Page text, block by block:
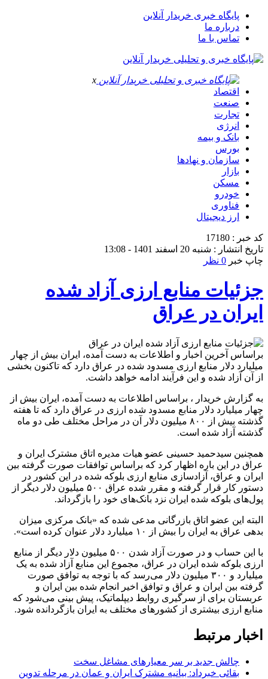
پایگاه خبری خریدار آنلاین
درباره ما
تماس با ما
x
اقتصاد
صنعت
تجارت
انرژی
بانک و بیمه
بورس
سازمان و نهادها
بازار
مسکن
خودرو
فناوری
ارز دیجیتال
کد خبر : 17180
تاریخ انتشار : شنبه 20 اسفند 1401 - 13:08
چاپ خبر 0 نظر
جزئیات منابع ارزی آزاد شده
ایران در عراق
براساس آخرین اخبار و اطلاعات به دست آمده، ایران بیش از چهار
میلیارد دلار منابع ارزی مسدود شده در عراق دارد که تاکنون بخشی
از آن آزاد شده و این فرآیند ادامه خواهد داشت.
به گزارش خریدار ، براساس اطلاعات به دست آمده، ایران بیش از
چهار میلیارد دلار منابع مسدود شده ارزی در عراق دارد که تا هفته
گذشته بیش از ۸۰۰ میلیون دلار آن در مراحل مختلف طی دو ماه
گذشته آزاد شده است.
همچنین سیدحمید حسینی عضو هیات مدیره اتاق مشترک ایران و
عراق در این باره اظهار کرد که براساس توافقات صورت گرفته بین
ایران و عراق، آزادسازی منابع ارزی بلوکه شده در این کشور در
دستور کار قرار گرفته و مقرر شده عراق ۵۰۰ میلیون دلار دیگر از
پول‌های بلوکه شده ایران نزد بانک‌های خود را بازگرداند.
البته این عضو اتاق بازرگانی مدعی شده که «بانک مرکزی میزان
بدهی عراق به ایران را بیش از ۱۰ میلیارد دلار عنوان کرده است».
با این حساب و در صورت آزاد شدن ۵۰۰ میلیون دلار دیگر از منابع
ارزی بلوکه شده ایران در عراق، مجموع این منابع آزاد شده به یک
میلیارد و ۳۰۰ میلیون دلار می‌رسد که با توجه به توافق صورت
گرفته بین ایران و عراق و توافق اخیر انجام شده بین ایران و
عربستان برای از سرگیری روابط دیپلماتیک، پیش بینی می‌شود که
منابع ارزی بیشتری از کشورهای مختلف به ایران بازگردانده شود.
اخبار مرتبط
چالش جدید بر سر معیارهای مشاغل سخت
بقائی خبرداد: بیانیه مشترک ایران و عمان در مرحله تدوین